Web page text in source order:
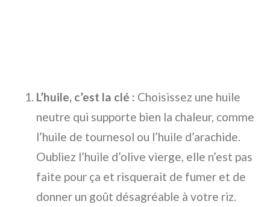
L’huile, c’est la clé : Choisissez une huile
neutre qui supporte bien la chaleur, comme
l’huile de tournesol ou l’huile d’arachide.
Oubliez l’huile d’olive vierge, elle n’est pas
faite pour ça et risquerait de fumer et de
donner un goût désagréable à votre riz.